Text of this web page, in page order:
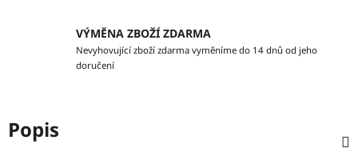
VÝMĚNA ZBOŽÍ ZDARMA
Nevyhovující zboží zdarma vyměníme do 14 dnů od jeho
doručení
Popis